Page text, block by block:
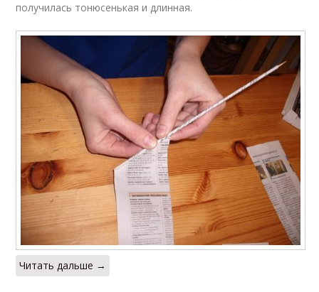
получилась тонюсенькая и длинная.
Читать дальше →